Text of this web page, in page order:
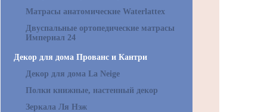
Матрасы анатомические Waterlattex
Двуспальные ортопедические матрасы
Империал 24
Декор для дома Прованс и Кантри
Декор для дома La Neige
Полки книжные, настенный декор
Зеркала Ля Нэж